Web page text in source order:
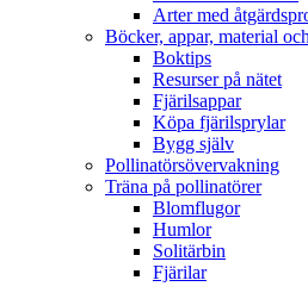
Arter med
Böcker, appar, material
Boktips
Resurser på nätet
Fjärilsappar
Köpa fjärilsprylar
Bygg själv
Pollinatörsövervakning
Träna på pollinatörer
Blomflugor
Humlor
Solitärbin
Fjärilar